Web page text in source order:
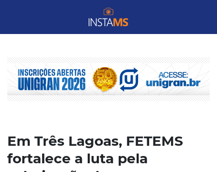
Em Três Lagoas, FETEMS
fortalece a luta pela